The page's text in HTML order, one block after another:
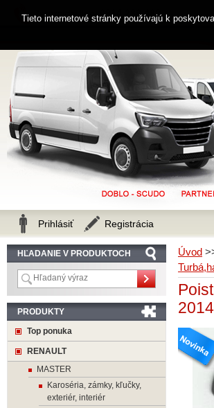
Úvod
HĽADANIE V PRODUKTOCH
PRODUKTY
Top ponuka
RENAULT
MASTER
Karoséria, zámky, kľučky,
exteriér, interiér
Zákaznícka linka 0914 238 482
Prihlásiť Registrácia
Tieto internetové stránky používajú k